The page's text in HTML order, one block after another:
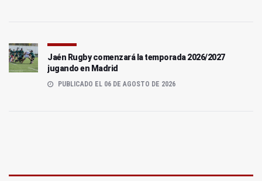
Jaén Rugby comenzará la temporada 2026/2027
jugando en Madrid
PUBLICADO EL 06 DE AGOSTO DE 2026